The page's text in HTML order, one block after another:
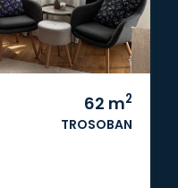
62 m2
TROSOBAN